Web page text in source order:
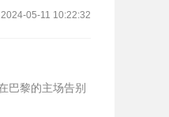
2024-05-11 10:22:32
巴黎的主场告别